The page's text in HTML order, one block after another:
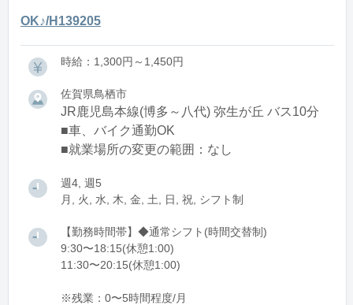
OK♪/H139205
時給：1,300円～1,450円
佐賀県鳥栖市
JR鹿児島本線(博多～八代) 弥生が丘 バス10分
■車、バイク通勤OK
■就業場所の変更の範囲：なし
週4, 週5
月, 火, 水, 木, 金, 土, 日, 祝, シフト制
【勤務時間帯】◆通常シフト(時間交替制)
9:30〜18:15(休憩1:00)
11:30〜20:15(休憩1:00)
※残業：0〜5時間程度/月